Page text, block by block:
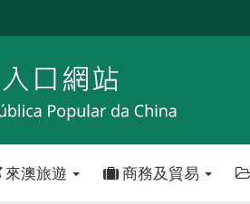
來澳旅遊 商務及貿易